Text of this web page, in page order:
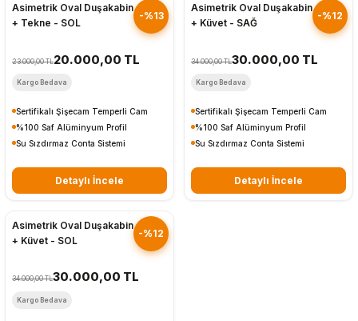
-%13
Asimetrik Oval Duşakabin
+ Tekne - SOL
23.000,00 TL20.000,00 TL
Kargo Bedava
Sertifikalı Şişecam Temperli Cam
%100 Saf Alüminyum Profil
Su Sızdırmaz Conta Sistemi
Detaylı İncele
-%12
Asimetrik Oval Duşakabin
+ Küvet - SAĞ
34.000,00 TL30.000,00 TL
Kargo Bedava
Sertifikalı Şişecam Temperli Cam
%100 Saf Alüminyum Profil
Su Sızdırmaz Conta Sistemi
Detaylı İncele
-%12
Asimetrik Oval Duşakabin
+ Küvet - SOL
34.000,00 TL30.000,00 TL
Kargo Bedava